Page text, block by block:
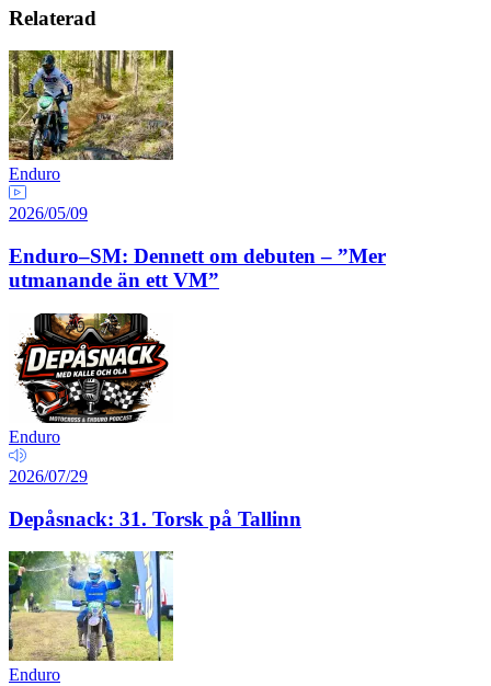
Relaterad
Enduro
2026/05/09
Enduro–SM: Dennett om debuten – ”Mer
utmanande än ett VM”
Enduro
2026/07/29
Depåsnack: 31. Torsk på Tallinn
Enduro